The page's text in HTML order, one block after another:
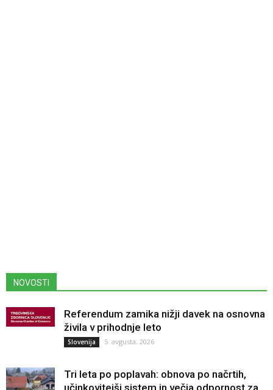
NOVOSTI
Referendum zamika nižji davek na osnovna
živila v prihodnje leto
Slovenija 5. avgusta, 2026
Tri leta po poplavah: obnova po načrtih,
učinkovitejši sistem in večja odpornost za